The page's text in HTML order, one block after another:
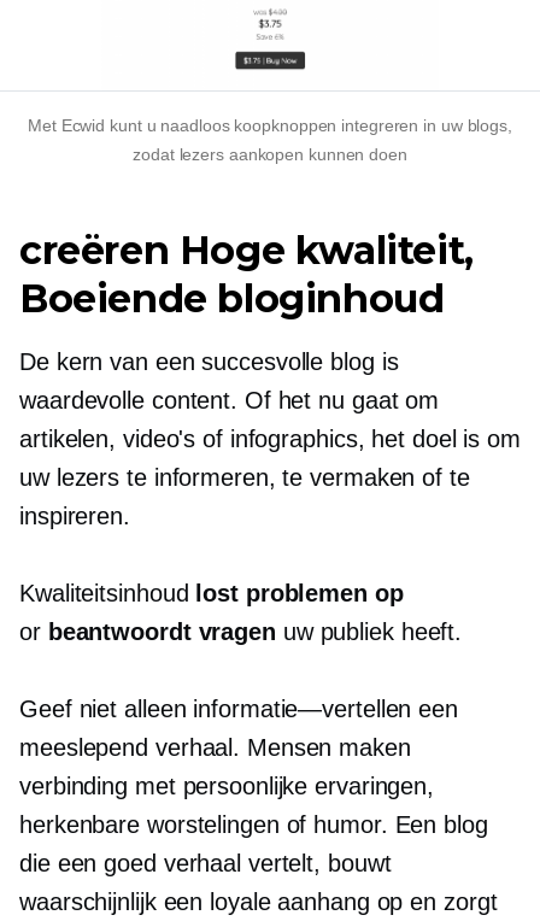
Met Ecwid kunt u naadloos koopknoppen integreren in uw blogs,
zodat lezers aankopen kunnen doen
creëren Hoge kwaliteit,
Boeiende bloginhoud
De kern van een succesvolle blog is
waardevolle content. Of het nu gaat om
artikelen, video's of infographics, het doel is om
uw lezers te informeren, te vermaken of te
inspireren.
Kwaliteitsinhoud
lost problemen op
or beantwoordt vragen uw publiek heeft.
Geef niet alleen informatie—vertellen een
meeslepend verhaal. Mensen maken
verbinding met persoonlijke ervaringen,
herkenbare worstelingen of humor. Een blog
die een goed verhaal vertelt, bouwt
waarschijnlijk een loyale aanhang op en zorgt